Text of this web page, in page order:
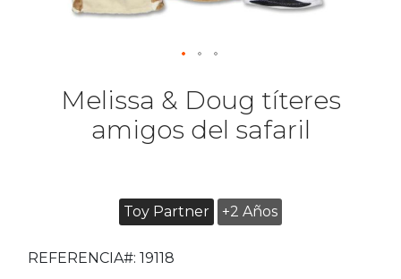
Melissa & Doug títeres
amigos del safaril
Toy Partner +2 Años
REFERENCIA#: 19118